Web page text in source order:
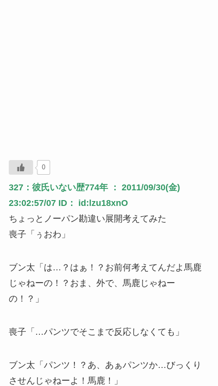
0
327：彼氏いない歴774年 ： 2011/09/30(金)
23:02:57/07 ID： id:lzu18xnO
ちょっとノーパン勘違い展開考えてみた
喪子「ぅおわ」
ブン太「は…？はぁ！？お前何考えてんだよ馬鹿
じゃねーの！？おま、外で、馬鹿じゃねー
の！？」
喪子「…パンツでそこまで反応しなくても」
ブン太「パンツ！？あ、あぁパンツか…びっくり
させんじゃねーよ！馬鹿！」